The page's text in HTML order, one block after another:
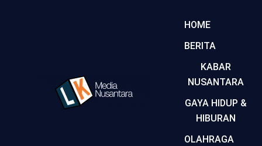
HOME
BERITA
KABAR
NUSANTARA
GAYA HIDUP &
HIBURAN
OLAHRAGA